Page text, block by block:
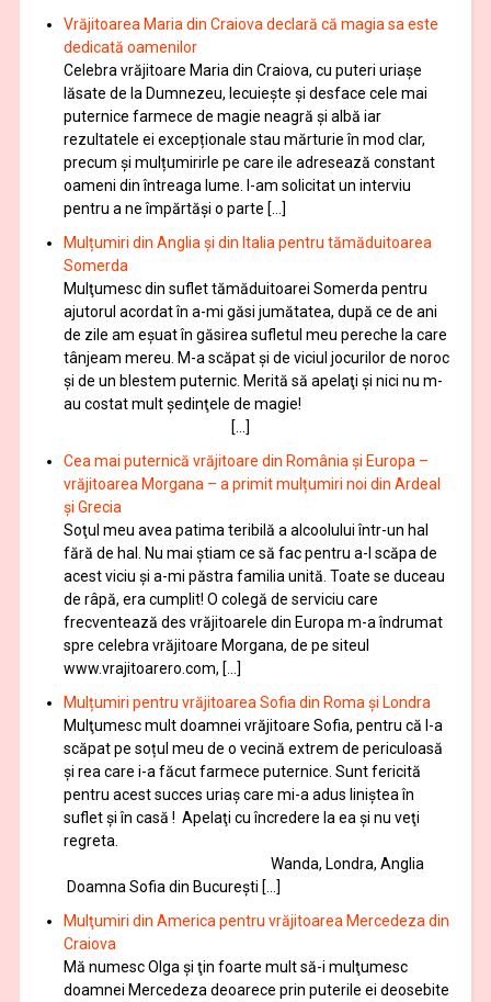
Vrăjitoarea Maria din Craiova declară că magia sa este
dedicată oamenilor
Celebra vrăjitoare Maria din Craiova, cu puteri uriașe
lăsate de la Dumnezeu, lecuieşte şi desface cele mai
puternice farmece de magie neagră şi albă iar
rezultatele ei excepționale stau mărturie în mod clar,
precum și mulțumirirle pe care ile adresează constant
oameni din întreaga lume. I-am solicitat un interviu
pentru a ne împărtăși o parte […]
Mulțumiri din Anglia și din Italia pentru tămăduitoarea
Somerda
Mulţumesc din suflet tămăduitoarei Somerda pentru
ajutorul acordat în a-mi găsi jumătatea, după ce de ani
de zile am eşuat în găsirea sufletul meu pereche la care
tânjeam mereu. M-a scăpat şi de viciul jocurilor de noroc
şi de un blestem puternic. Merită să apelaţi şi nici nu m-
au costat mult şedinţele de magie!
[…]
Cea mai puternică vrăjitoare din România și Europa –
vrăjitoarea Morgana – a primit mulțumiri noi din Ardeal
și Grecia
Soţul meu avea patima teribilă a alcoolului într-un hal
fără de hal. Nu mai ştiam ce să fac pentru a-l scăpa de
acest viciu şi a-mi păstra familia unită. Toate se duceau
de râpă, era cumplit! O colegă de serviciu care
frecventează des vrăjitoarele din Europa m-a îndrumat
spre celebra vrăjitoare Morgana, de pe siteul
www.vrajitoarero.com, […]
Mulțumiri pentru vrăjitoarea Sofia din Roma și Londra
Mulţumesc mult doamnei vrăjitoare Sofia, pentru că l-a
scăpat pe soțul meu de o vecină extrem de periculoasă
și rea care i-a făcut farmece puternice. Sunt fericită
pentru acest succes uriaș care mi-a adus liniștea în
suflet și în casă ! Apelaţi cu încredere la ea şi nu veţi
regreta.
Wanda, Londra, Anglia
Doamna Sofia din București […]
Mulţumiri din America pentru vrăjitoarea Mercedeza din
Craiova
Mă numesc Olga şi ţin foarte mult să-i mulţumesc
doamnei Mercedeza deoarece prin puterile ei deosebite